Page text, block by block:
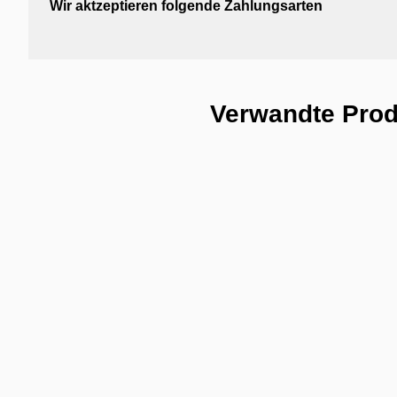
Wir aktzeptieren folgende Zahlungsarten
Verwandte